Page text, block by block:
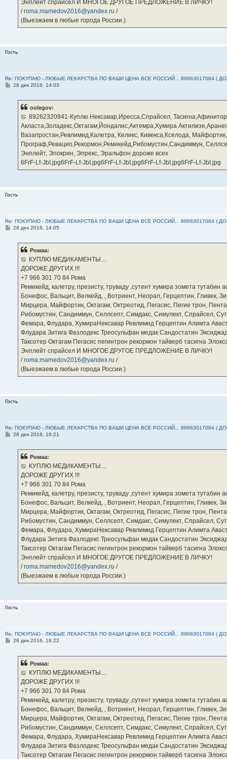
Энплейт спрайсел И МНОГОЕ ДРУГОЕ ПРЕДЛОЖЕНИЕ В ЛИЧКУ!
/roma.mamedov2016@yandex.ru /
(Выезжаем в любые города России.)
Гость
Re: ПОКУПАЮ - ЛЮБЫЕ ЛЕКАРСТВА ПО ВАШИ ЦЕНА ВСЕ РОССИЙ... 89663017084 (
С28 дек 2016, 14:03
oolegov:
89262320941-Куплю Нексавар,Иресса,Спрайсел,
Акласта,Золадекс,Октагам,Йондалис,Актемра,Хумира
Вазапростан,Ревлимид,Калетра, Келикс, Кивекса,Кселода,
Програф,Ревацио,Рекормон,Ремикейд,Рибомустин,Сандиммун,
Энплейт, Эпокрин, Эпрекс, Эральфон дороже всех
6FrF-Lf-JbI.jpg6FrF-Lf-JbI.jpg6FrF-Lf-JbI.jpg6FrF-Lf-JbI.jpg6FrF-Lf-JbI.jpg
Гость
Re: ПОКУПАЮ - ЛЮБЫЕ ЛЕКАРСТВА ПО ВАШИ ЦЕНА ВСЕ РОССИЙ... 89663017084 (
С28 дек 2016, 14:05
Ромаа:
КУПЛЮ МЕДИКАМЕНТЫ....
ДОРОЖЕ ДРУГИХ !!!
‪+7 966 301 70 84‬ Рома
Ремикейд, калетру, презисту, труваду ,сутент хумира зомета
Бонефос, Вальцит, Велкейд, , Вотриент, Неорал, Герцептин, Гливек,
Мирцера, Майфортик, Октагам, Октреотид, Пегасис, Пегие трон,
Рибомустин, Сандиммун, Селлсепт, Симдакс, Симулект, Спрайсел,
Фемара, Флудара, ХумираНексавар Ревлимид Герцептин Алимта
Флудара Зитига Фазлодекс Треосульфан медак Сандостатин
Таксотер Октагам Пегасис пегинтрон рекормон тайверб тасигна
Энплейт спрайсел И МНОГОЕ ДРУГОЕ ПРЕДЛОЖЕНИЕ В ЛИЧКУ!
/roma.mamedov2016@yandex.ru /
(Выезжаем в любые города России.)
Гость
Re: ПОКУПАЮ - ЛЮБЫЕ ЛЕКАРСТВА ПО ВАШИ ЦЕНА ВСЕ РОССИЙ... 89663017084 (
С28 дек 2016, 16:21
Ромаа:
КУПЛЮ МЕДИКАМЕНТЫ....
ДОРОЖЕ ДРУГИХ !!!
‪+7 966 301 70 84‬ Рома
Ремикейд, калетру, презисту, труваду ,сутент хумира зомета
Бонефос, Вальцит, Велкейд, , Вотриент, Неорал, Герцептин, Гливек,
Мирцера, Майфортик, Октагам, Октреотид, Пегасис, Пегие трон,
Рибомустин, Сандиммун, Селлсепт, Симдакс, Симулект, Спрайсел,
Фемара, Флудара, ХумираНексавар Ревлимид Герцептин Алимта
Флудара Зитига Фазлодекс Треосульфан медак Сандостатин
Таксотер Октагам Пегасис пегинтрон рекормон тайверб тасигна
Энплейт спрайсел И МНОГОЕ ДРУГОЕ ПРЕДЛОЖЕНИЕ В ЛИЧКУ!
/roma.mamedov2016@yandex.ru /
(Выезжаем в любые города России.)
Гость
Re: ПОКУПАЮ - ЛЮБЫЕ ЛЕКАРСТВА ПО ВАШИ ЦЕНА ВСЕ РОССИЙ... 89663017084 (
С28 дек 2016, 16:22
Ромаа:
КУПЛЮ МЕДИКАМЕНТЫ....
ДОРОЖЕ ДРУГИХ !!!
‪+7 966 301 70 84‬ Рома
Ремикейд, калетру, презисту, труваду ,сутент хумира зомета
Бонефос, Вальцит, Велкейд, , Вотриент, Неорал, Герцептин, Гливек,
Мирцера, Майфортик, Октагам, Октреотид, Пегасис, Пегие трон,
Рибомустин, Сандиммун, Селлсепт, Симдакс, Симулект, Спрайсел,
Фемара, Флудара, ХумираНексавар Ревлимид Герцептин Алимта
Флудара Зитига Фазлодекс Треосульфан медак Сандостатин
Таксотер Октагам Пегасис пегинтрон рекормон тайверб тасигна